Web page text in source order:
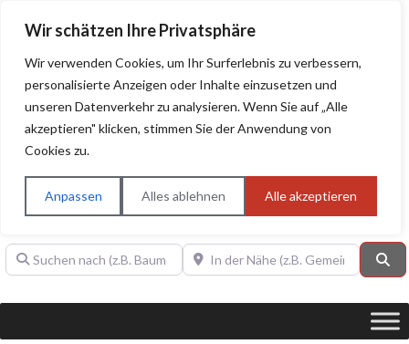
Wir schätzen Ihre Privatsphäre
Wir verwenden Cookies, um Ihr Surferlebnis zu verbessern,
personalisierte Anzeigen oder Inhalte einzusetzen und
unseren Datenverkehr zu analysieren. Wenn Sie auf „Alle
akzeptieren" klicken, stimmen Sie der Anwendung von
Cookies zu.
Anpassen Alles ablehnen Alle akzeptieren
BAUHERRENHILFE.orgQualitätssiegel!
Sie finden hier nur Qualitätsbetriebe, die mit dem DIAMANT,
PLATIN, GOLD, SILBER, ANWÄRTER "Bauherrenhilfe.org-
Qualitätssiegel" ausgezeichnet sind.
Suchen nach (z.B. Baumeister oder Dachdecker)In der Nähe (z.B. Gemeinde Baden)